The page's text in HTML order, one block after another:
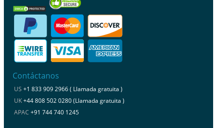
Contáctanos
US +1 833 909 2966 ( Llamada gratuita )
UK+44 808 502 0280 (Llamada gratuita )
APAC +91 744 740 1245